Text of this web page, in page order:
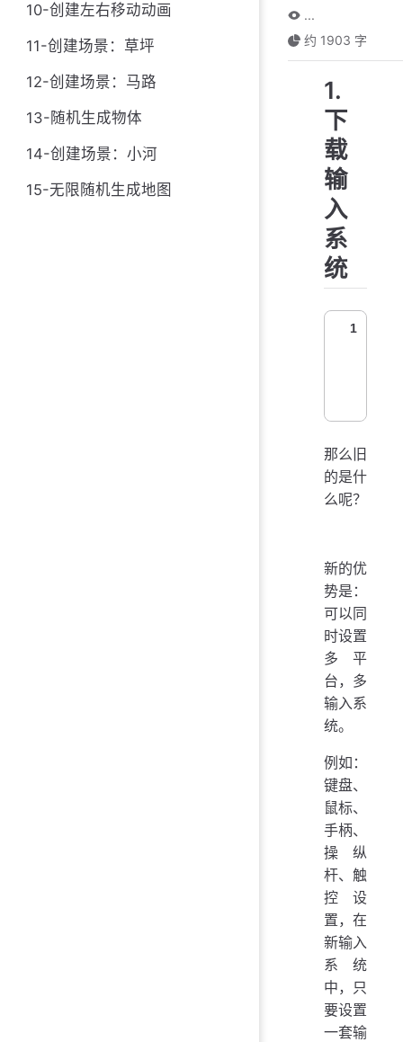
10-创建左右移动动画
11-创建场景：草坪
12-创建场景：马路
13-随机生成物体
14-创建场景：小河
15-无限随机生成地图
...
约 1903 字
1.
下
载
输
入
系
统
1
那么旧
的是什
么呢？
新的优
势是：
可以同
时设置
多平
台，多
输入系
统。
例如：
键盘、
鼠标、
手柄、
操纵
杆、触
控设
置，在
新输入
系统
中，只
要设置
一套输